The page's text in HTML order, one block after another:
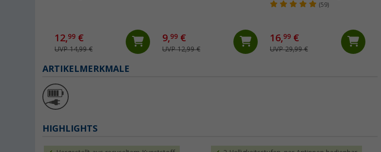
12,99 €
UVP 14,99 €
9,99 €
UVP 12,99 €
(59)
16,99 €
UVP 29,99 €
ARTIKELMERKMALE
HIGHLIGHTS